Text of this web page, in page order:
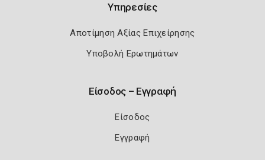
Υπηρεσίες
Αποτίμηση Αξίας Επιχείρησης
Υποβολή Ερωτημάτων
Είσοδος – Εγγραφή
Είσοδος
Εγγραφή